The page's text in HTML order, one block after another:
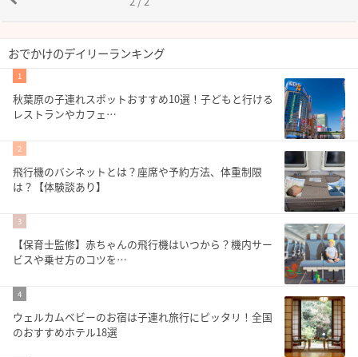
おでかけのデイリーランキング
1
秋葉原の子連れスポットおすすめ10選！子どもと行ける
レストランやカフェ…
2
飛行機のバシネットとは？座席や予約方法、体重制限
は？【体験談あり】
3
【保育士監修】赤ちゃんの飛行機はいつから？機内サー
ビスや乗せ方のコツを…
4
ウェルカムベビーのお宿は子連れ旅行にピッタリ！全国
のおすすめホテル18選